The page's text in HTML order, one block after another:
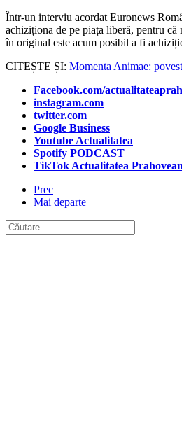
Într-un interviu acordat Euronews
achiziționa de pe piața liberă, pentru
în original este acum posibil a fi
CITEȘTE ȘI: Momenta Animae:
Facebook.com/
instagram.com
twitter.com
Google Business
Youtube Actualitatea
Spotify PODCAST
TikTok Actualitatea
Prec
Mai departe